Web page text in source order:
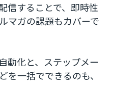
信することで、即時性
マガの課題もカバーで
動化と、ステップメー
を一括でできるのも、